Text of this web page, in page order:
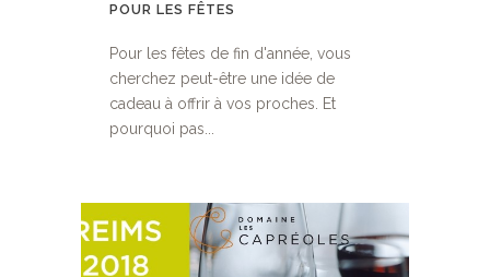
POUR LES FÊTES
Pour les fêtes de fin d'année, vous
cherchez peut-être une idée de
cadeau à offrir à vos proches. Et
pourquoi pas...